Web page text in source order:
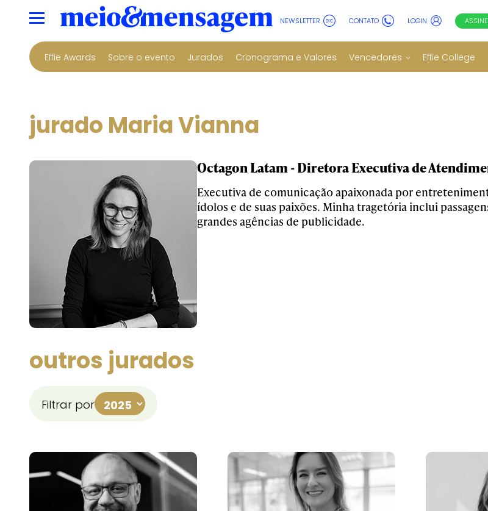
NEWSLETTER CONTATO LOGIN ASSINE
Effie Awards Sobre o evento Jurados Cronograma e Valores Vencedores Effie College
jurado Maria Vianna
Octagon Latam - Diretora Executiva de
Executiva de comunicação apaixonada por
ídolos e de suas paixões. Minha tragetória inclui
grandes agências de publicidade.
outros jurados
Filtrar por